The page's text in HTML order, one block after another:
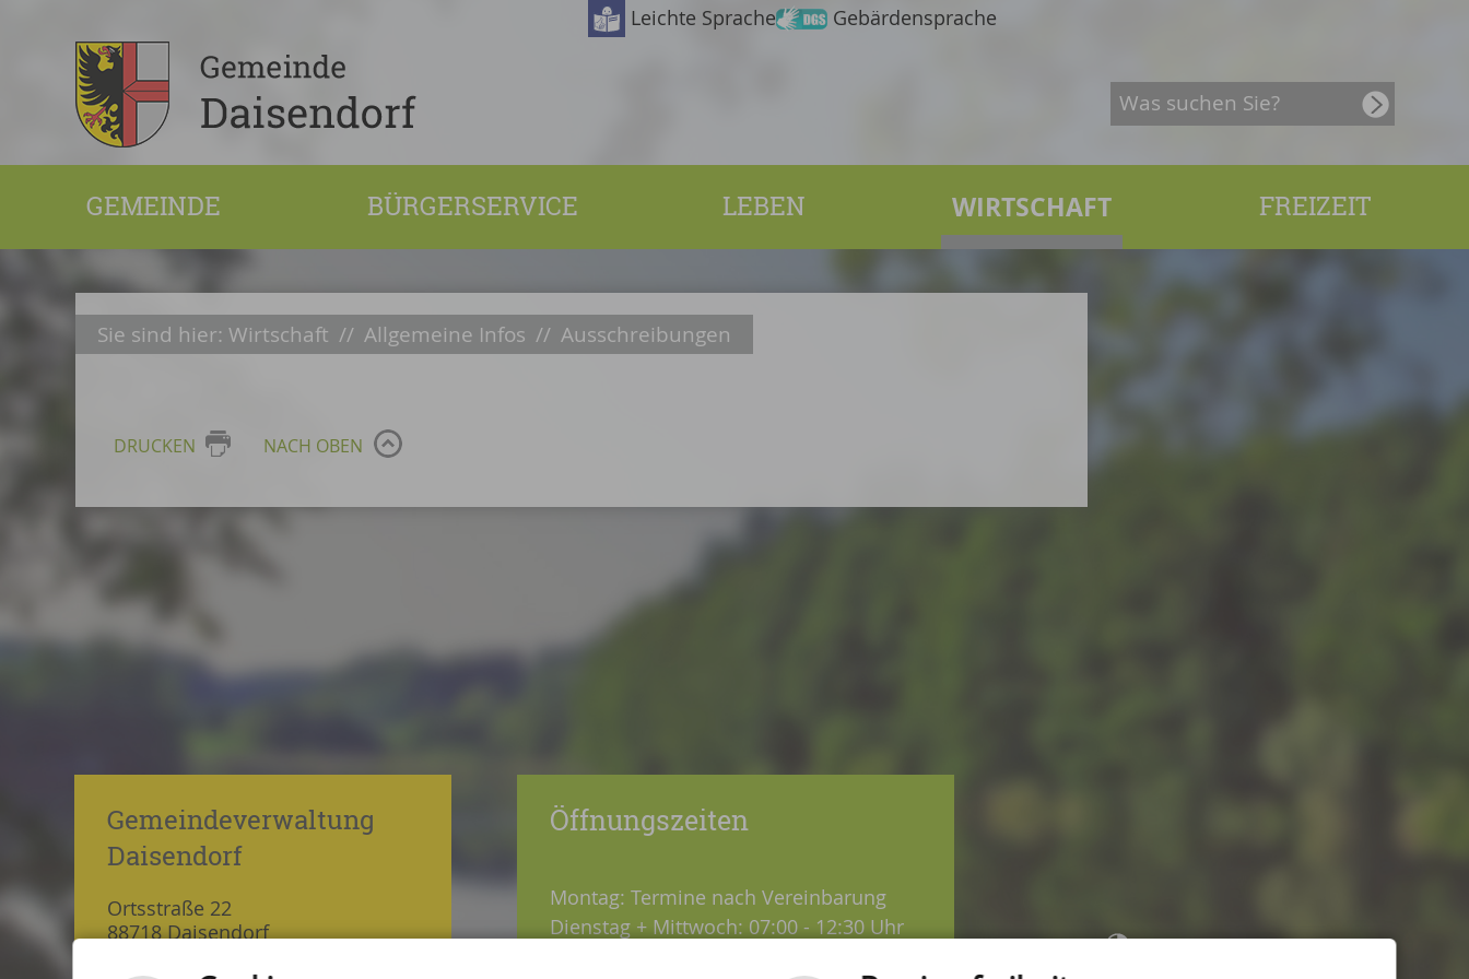
Leichte Sprache Gebärdensprache
GEMEINDE BÜRGERSERVICE LEBEN WIRTSCHAFT FREIZEIT
Sie sind hier: Wirtschaft // Allgemeine Infos // Ausschreibungen
DRUCKEN NACH OBEN
Gemeindeverwaltung
Daisendorf
Ortsstraße 22
88718 Daisendorf
Öffnungszeiten
Montag: Termine nach Vereinbarung
Dienstag + Mittwoch: 07:00 - 12:30 Uhr
Kontrast